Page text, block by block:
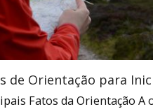
de Orientação para
Fatos da Orientação A